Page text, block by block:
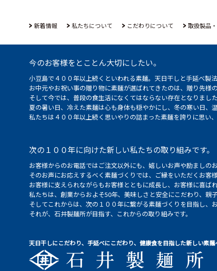
新着情報 私たちについて こだわりについて 取扱製品
今のお客様をとことん大切にしたい。
小豆島で４００年以上続くといわれる素麺。天日干しと手延べ
お中元やお祝い事の贈り物に素麺が選ばれてきたのは、贈り先
そして今では、普段の食生活になくてはならない存在となりまし
夏の暑い日、冷えた素麺は心も身体も穏やかにし、冬の寒い日
私たちは４００年以上続く思いやりの詰まった素麺を誇りに思
次の１００年に向けた新しい私たちの取り組みです。
お客様からのお電話ではご注文以外にも、嬉しいお声や励まし
そのお声にお応えするべく素麺づくりでは、ご縁をいただくお
お客様に支えられながらもお客様とともに成長し、お客様に喜ば
私たちは、創業からおよそ50年、美味しさと安全にこだわり、
そしてこれからは、次の１００年に繋がる素麺づくりを目指し
それが、石井製麺所が目指す、これからの取り組みです。
天日干しにこだわり、手延べにこだわり、健康食を目指した新しい素麺